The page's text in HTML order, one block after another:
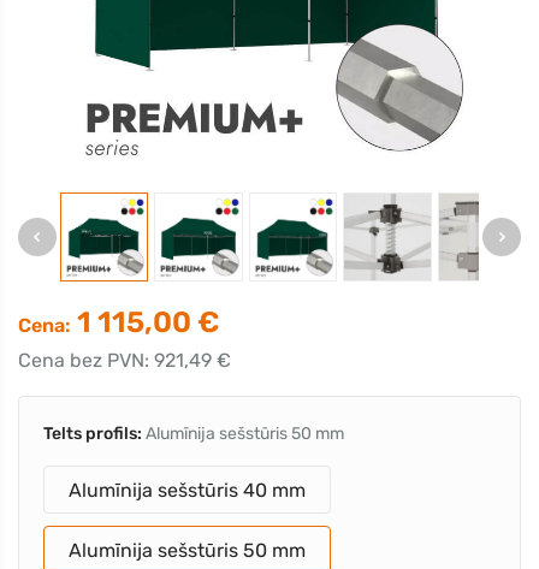
Cena: 1 115,00 €
Cena bez PVN: 921,49 €
Telts profils: Alumīnija sešstūris 50 mm
Alumīnija sešstūris 40 mm
Alumīnija sešstūris 50 mm